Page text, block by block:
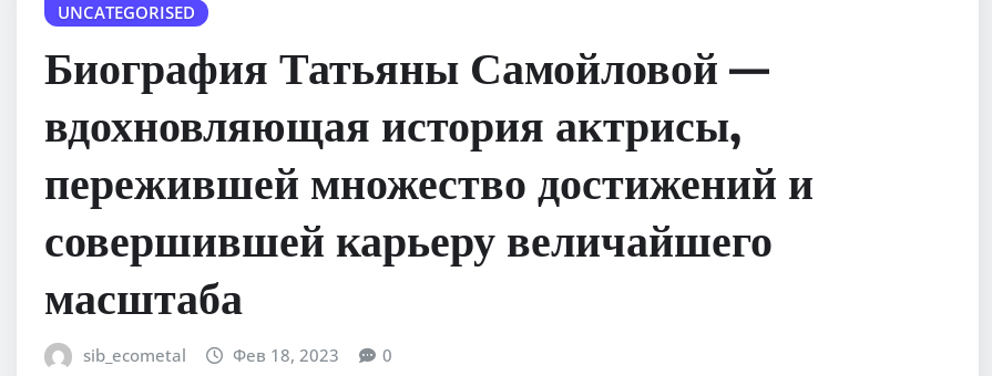
UNCATEGORISED
Биография Татьяны Самойловой —
вдохновляющая история актрисы,
пережившей множество достижений и
совершившей карьеру величайшего
масштаба
sib_ecometal Фев 18, 2023 0